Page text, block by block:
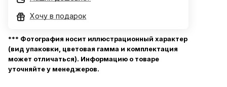
Хочу в подарок
*** Фотография носит иллюстрационный характер
(вид упаковки, цветовая гамма и комплектация
может отличаться). Информацию о товаре
уточняйте у менеджеров.